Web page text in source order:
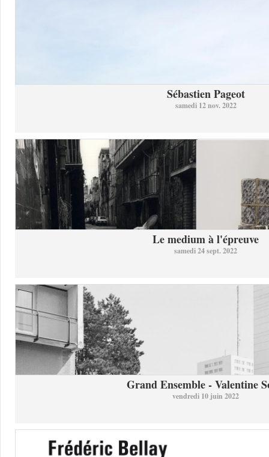
Sébastien Pageot
samedi 12 nov. 2022
Le medium à l'épreuve
samedi 24 sept. 2022
Grand Ensemble - Valentine
vendredi 10 juin 2022